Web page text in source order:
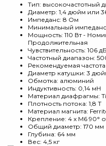
Тип: высокочастотный
Диаметр: 1,4 дюйм или
Импеданс: 8 Ом
Минимальный
Мощность: 110 Вт -
Продолжительная
Чувствительность: 106 дБ
Частотный диапазон:
Рекомендуемая
Диаметр катушки: 3
Обмотка: алюминий
Индуктивность: 0,14 мH
Материал диафрагмы:
Плотность потока: 1,8 T
Материал магнита:
Крепление: 4 х М6 90°
Общий диаметр: 170 мм
Глубина: 64 мм
Вес: 4,5 кг